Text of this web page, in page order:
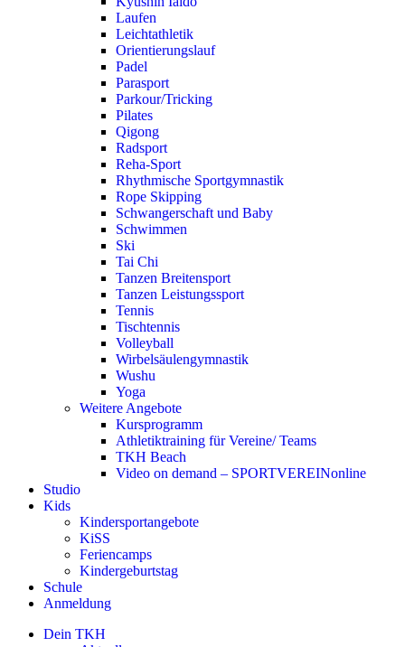
Laufen
Leichtathletik
Orientierungslauf
Padel
Parasport
Parkour/Tricking
Pilates
Qigong
Radsport
Reha-Sport
Rhythmische Sportgymnastik
Rope Skipping
Schwangerschaft und Baby
Schwimmen
Ski
Tai Chi
Tanzen Breitensport
Tanzen Leistungssport
Tennis
Tischtennis
Volleyball
Wirbelsäulengymnastik
Wushu
Yoga
Weitere Angebote
Kursprogramm
Athletiktraining für Vereine/ Teams
TKH Beach
Video on demand – SPORTVEREINonline
Studio
Kids
Kindersportangebote
KiSS
Feriencamps
Kindergeburtstag
Schule
Anmeldung
Dein TKH